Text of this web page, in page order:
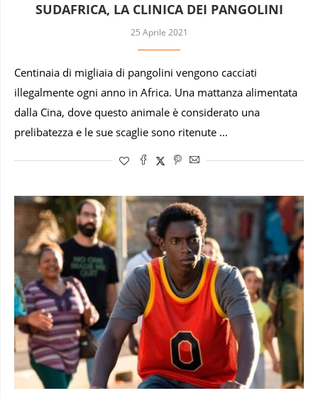
SUDAFRICA, LA CLINICA DEI PANGOLINI
25 Aprile 2021
Centinaia di migliaia di pangolini vengono cacciati
illegalmente ogni anno in Africa. Una mattanza alimentata
dalla Cina, dove questo animale è considerato una
prelibatezza e le sue scaglie sono ritenute …